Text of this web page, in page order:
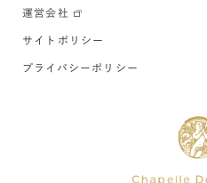
運営会社
サイトポリシー
プライバシーポリシー